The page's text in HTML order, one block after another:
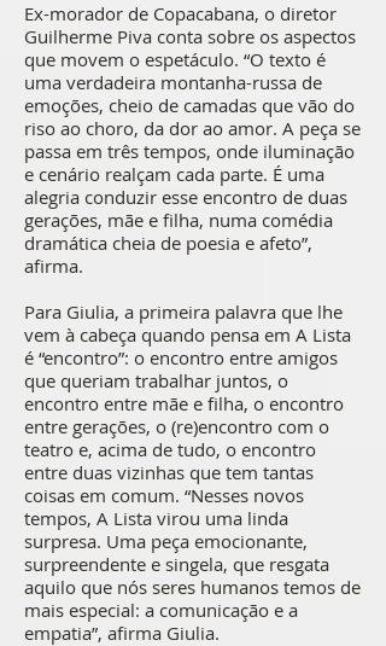
Ex-morador de Copacabana, o diretor
Guilherme Piva conta sobre os aspectos
que movem o espetáculo. “O texto é
uma verdadeira montanha-russa de
emoções, cheio de camadas que vão do
riso ao choro, da dor ao amor. A peça se
passa em três tempos, onde iluminação
e cenário realçam cada parte. É uma
alegria conduzir esse encontro de duas
gerações, mãe e filha, numa comédia
dramática cheia de poesia e afeto”,
afirma.
Para Giulia, a primeira palavra que lhe
vem à cabeça quando pensa em A Lista
é “encontro”: o encontro entre amigos
que queriam trabalhar juntos, o
encontro entre mãe e filha, o encontro
entre gerações, o (re)encontro com o
teatro e, acima de tudo, o encontro
entre duas vizinhas que tem tantas
coisas em comum. “Nesses novos
tempos, A Lista virou uma linda
surpresa. Uma peça emocionante,
surpreendente e singela, que resgata
aquilo que nós seres humanos temos de
mais especial: a comunicação e a
empatia”, afirma Giulia.